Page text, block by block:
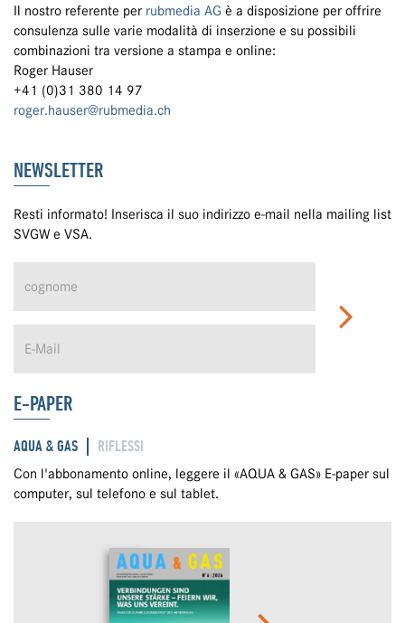
Il nostro referente per rubmedia AG è a disposizione per offrire
consulenza sulle varie modalità di inserzione e su possibili
combinazioni tra versione a stampa e online:
Roger Hauser
+41 (0)31 380 14 97
roger.hauser@rubmedia.ch
NEWSLETTER
Resti informato! Inserisca il suo indirizzo e-mail nella mailing list
SVGW e VSA.
E-PAPER
AQUA & GAS RIFLESSI
Con l'abbonamento online, leggere il «AQUA & GAS» E-paper sul
computer, sul telefono e sul tablet.